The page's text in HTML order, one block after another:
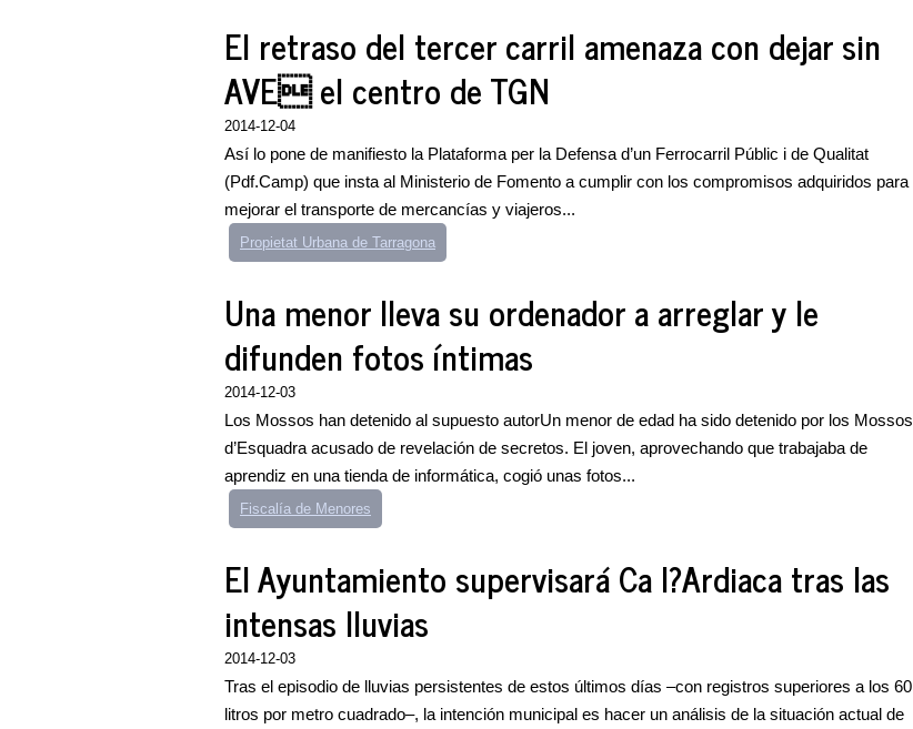
El retraso del tercer carril amenaza con dejar sin
AVE el centro de TGN
2014-12-04
Así lo pone de manifiesto la Plataforma per la Defensa d’un Ferrocarril Públic i de Qualitat
(Pdf.Camp) que insta al Ministerio de Fomento a cumplir con los compromisos adquiridos para
mejorar el transporte de mercancías y viajeros...
Propietat Urbana de Tarragona
Una menor lleva su ordenador a arreglar y le
difunden fotos íntimas
2014-12-03
Los Mossos han detenido al supuesto autorUn menor de edad ha sido detenido por los Mossos
d’Esquadra acusado de revelación de secretos. El joven, aprovechando que trabajaba de
aprendiz en una tienda de informática, cogió unas fotos...
Fiscalía de Menores
El Ayuntamiento supervisará Ca l?Ardiaca tras las
intensas lluvias
2014-12-03
Tras el episodio de lluvias persistentes de estos últimos días –con registros superiores a los 60
litros por metro cuadrado–, la intención municipal es hacer un análisis de la situación actual de